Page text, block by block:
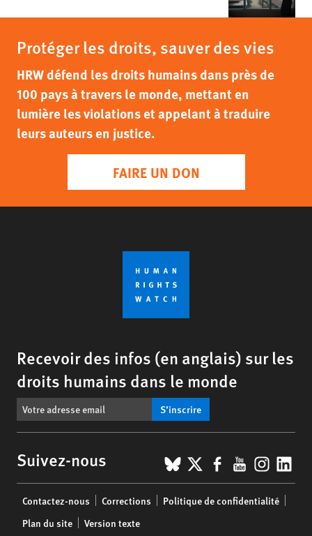
Protéger les droits, sauver des vies
HRW défend les droits humains dans près de
100 pays à travers le monde, mettant en
lumière les violations et appelant à traduire
leurs auteurs en justice.
FAIRE UN DON
Recevoir des infos (en anglais) sur les
droits humains dans le monde
S’inscrire
Suivez-nous BlueSky
X Facebook
YouTube
menu
Contactez-nous Corrections
Politique de confidentialité
Plan du site
Version texte